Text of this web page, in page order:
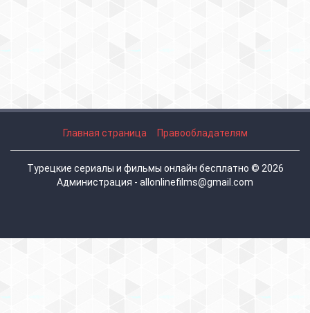
Главная страница Правообладателям
Турецкие сериалы и фильмы онлайн бесплатно © 2026
Администрация - allonlinefilms@gmail.com